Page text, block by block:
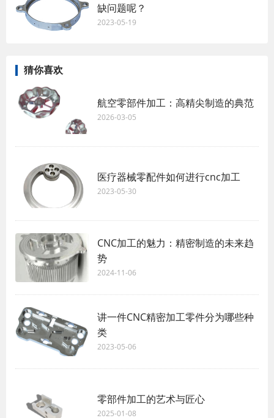
缺问题呢？
2023-05-19
猜你喜欢
航空零部件加工：高精尖制造的典范
2026-03-05
医疗器械零配件如何进行cnc加工
2023-05-30
CNC加工的魅力：精密制造的未来趋
势
2024-11-06
讲一件CNC精密加工零件分为哪些种
类
2023-05-06
零部件加工的艺术与匠心
2025-01-08